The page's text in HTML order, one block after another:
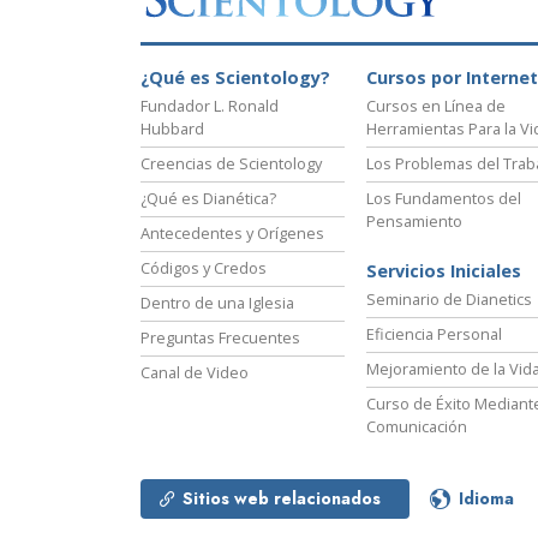
¿Qué es Scientology?
Fundador L. Ronald
Hubbard
Creencias de Scientology
¿Qué es Dianética?
Antecedentes y Orígenes
Códigos y Credos
Dentro de una Iglesia
Preguntas Frecuentes
Canal de Video
Cursos por Internet
Cursos en Línea de
Herramientas Para la
Los Problemas del
Los Fundamentos del
Pensamiento
Servicios Iniciales
Seminario de Dianetics
Eficiencia Personal
Mejoramiento de la
Curso de Éxito
Comunicación
Sitios web relacionados Idioma